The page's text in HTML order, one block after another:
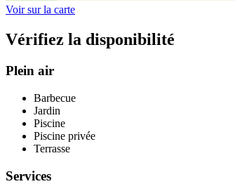
Voir sur la carte
Vérifiez la disponibilité
Plein air
Barbecue
Jardin
Piscine
Piscine privée
Terrasse
Services